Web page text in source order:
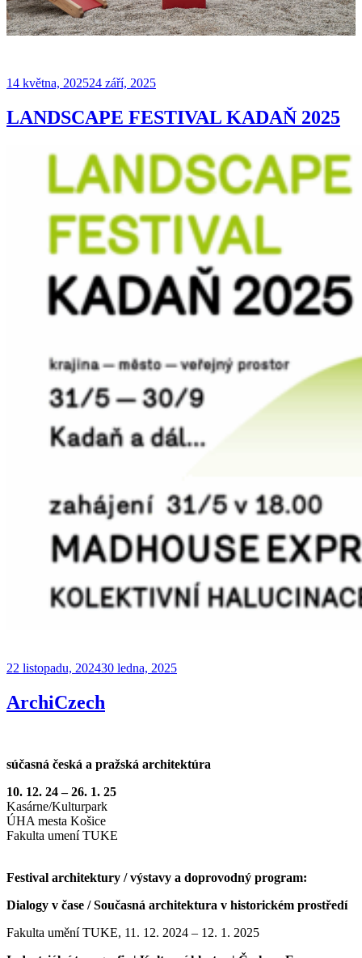
Publikováno
14 května, 202524 září, 2025
LANDSCAPE FESTIVAL KADAŇ 2025
Publikováno
22 listopadu, 202430 ledna, 2025
ArchiCzech
súčasná česká a pražská architektúra
10. 12. 24 – 26. 1. 25
Kasárne/Kulturpark
ÚHA mesta Košice
Fakulta umení TUKE
Festival architektury / výstavy a doprovodný program:
Dialogy v čase / Současná architektura v historickém prostředí
Fakulta umění TUKE, 11. 12. 2024 – 12. 1. 2025